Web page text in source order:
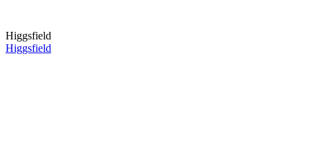
Higgsfield
Higgsfield